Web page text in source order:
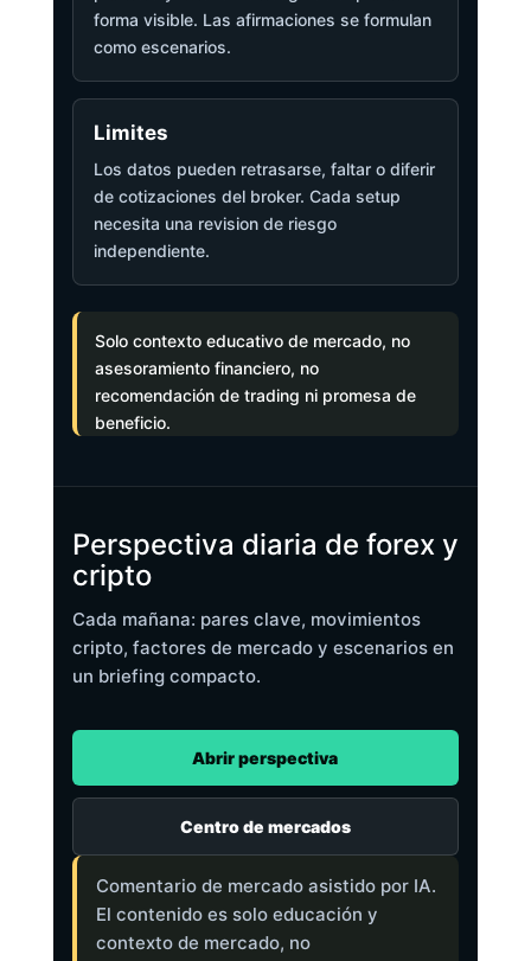
forma visible. Las afirmaciones se formulan
como escenarios.
Limites
Los datos pueden retrasarse, faltar o diferir
de cotizaciones del broker. Cada setup
necesita una revision de riesgo
independiente.
Solo contexto educativo de mercado, no
asesoramiento financiero, no
recomendación de trading ni promesa de
beneficio.
Perspectiva diaria de forex y
cripto
Cada mañana: pares clave, movimientos
cripto, factores de mercado y escenarios en
un briefing compacto.
Abrir perspectiva
Centro de mercados
Comentario de mercado asistido por IA.
El contenido es solo educación y
contexto de mercado, no